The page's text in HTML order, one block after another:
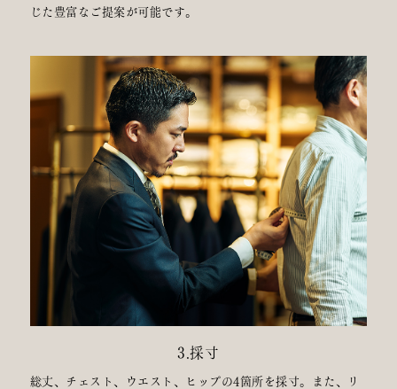
じた豊富なご提案が可能です。
3.採寸
総丈、チェスト、ウエスト、ヒップの4箇所を採寸。また、リ